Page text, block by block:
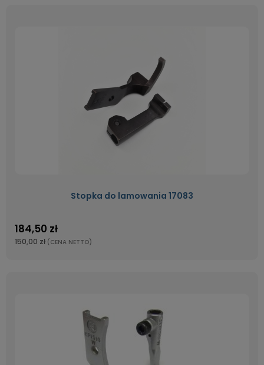
Stopka do lamowania 17083
184,50 zł
150,00 zł (CENA NETTO)